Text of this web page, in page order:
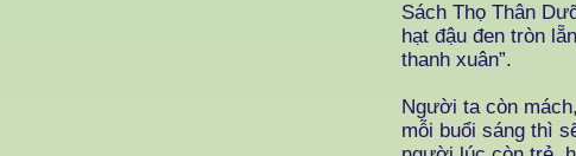
Sách Thọ Thân
hạt đậu đen tròn
thanh xuân”.
Người ta còn
mỗi buổi sáng thì